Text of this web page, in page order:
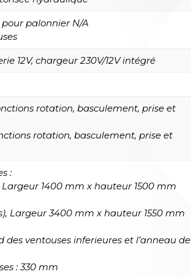
palonnier N/A
12V, chargeur 230V/12V intégré
rotation, basculement, prise et
rotation, basculement, prise et
:
Largeur 1400 mm x hauteur 1500 mm
Largeur 3400 mm x hauteur 1550 mm
des ventouses inferieures et l’anneau de
: 330 mm